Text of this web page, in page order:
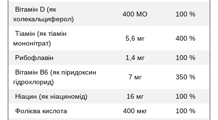
Вітамін D (як
холекальциферол)
400 МО 100 %
Тіамін (як тіамін
мононітрат)
5,6 мг 400 %
Рибофлавін 1,4 мг
100 %
Вітамін В6 (як піридоксин
гідрохлорид)
7 мг 350 %
Ніацин (як ніациномід) 16 мг
100 %
Фолієва кислота
400 мкг
100 %